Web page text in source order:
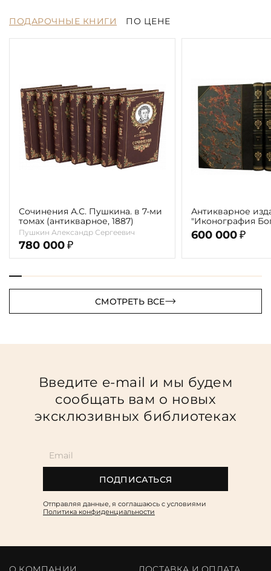
ПОДАРОЧНЫЕ КНИГИ ПО ЦЕНЕ
Сочинения А.С. Пушкина. в 7-ми
томах (антикварное, 1887)
Пушкин Александр Сергеевич
780 000 ₽
Антикварное
"Иконография
г. (в 2-х томах с
автора)
600 000 ₽
СМОТРЕТЬ ВСЕ
Введите e-mail и мы будем
сообщать вам о новых
эксклюзивных библиотеках
ПОДПИСАТЬСЯ
Отправляя данные, я соглашаюсь c условиями
Политика конфиденциальности